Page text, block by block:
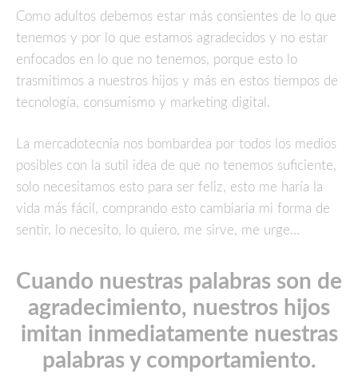
Como adultos debemos estar más consientes de lo que
tenemos y por lo que estamos agradecidos y no estar
enfocados en lo que no tenemos, porque esto lo
trasmitimos a nuestros hijos y más en estos tiempos de
tecnología, consumismo y marketing digital.
La mercadotecnia nos bombardea por todos los medios
posibles con la sutil idea de que no tenemos suficiente,
solo necesitamos esto para ser feliz, esto me haría la
vida más fácil, comprando esto cambiaria mi forma de
sentir, lo necesito, lo quiero, me sirve, me urge…
Cuando nuestras palabras son de
agradecimiento, nuestros hijos
imitan inmediatamente nuestras
palabras y comportamiento.